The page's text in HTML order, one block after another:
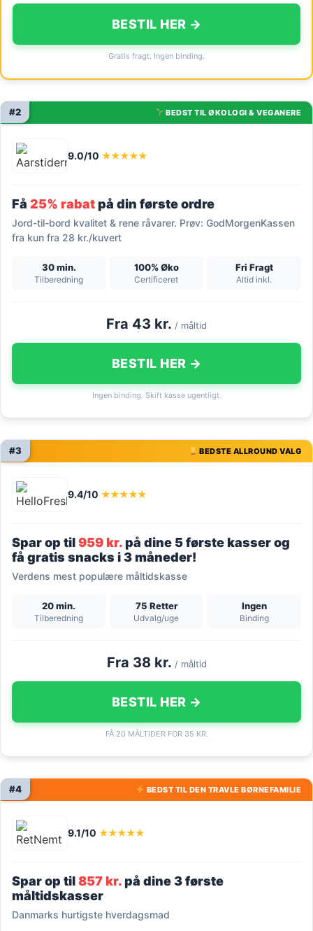
BESTIL HER →
Gratis fragt. Ingen binding.
BEDST TIL ØKOLOGI & VEGANERE
#2
9.0/10 ★★★★★
Få 25% rabatpå din første ordre
Jord-til-bord kvalitet & rene råvarer. Prøv: GodMorgenKassen
fra kun fra 28 kr./kuvert
30 min.
Tilberedning
100% Øko
Certificeret
Fri Fragt
Altid inkl.
Fra 43 kr. / måltid
BESTIL HER →
Ingen binding. Skift kasse ugentligt.
BEDSTE ALLROUND VALG
#3
9.4/10 ★★★★★
Spar op til959 kr.på dine 5 første kasser og
få gratis snacks i 3 måneder!
Verdens mest populære måltidskasse
20 min.
Tilberedning
75 Retter
Udvalg/uge
Ingen
Binding
Fra 38 kr. / måltid
BESTIL HER →
FÅ 20 MÅLTIDER FOR 35 KR.
BEDST TIL DEN TRAVLE BØRNEFAMILIE
#4
9.1/10 ★★★★★
Spar op til857 kr.på dine 3 første
måltidskasser
Danmarks hurtigste hverdagsmad